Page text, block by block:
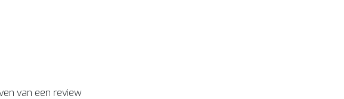
van een review